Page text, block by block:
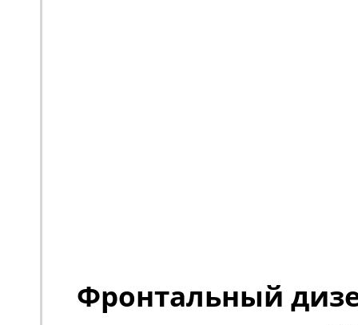
Фронтальный